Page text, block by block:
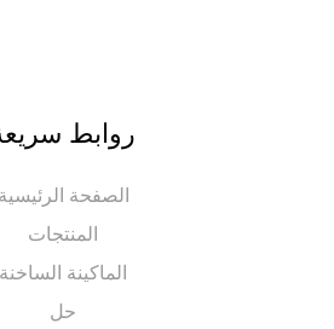
روابط سريعة
الصفحة الرئيسية
المنتجات
الماكينة الساخنة